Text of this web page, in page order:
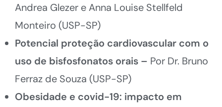
Andrea Glezer e Anna Louise Stellfeld
Monteiro (USP-SP)
Potencial proteção cardiovascular com o
uso de bisfosfonatos orais – Por Dr. Bruno
Ferraz de Souza (USP-SP)
Obesidade e covid-19: impacto em